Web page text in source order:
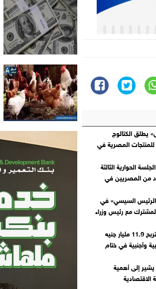
يطلق الكتالوج
للمنتجات المصرية في
الحوارية الثالثة
من المصريين في
السيسي» في
مع رئيس وزراء
البورصة المصرية تربح 11.9 مليار جنيه
وأجنبية في ختام
يشير إلى أهمية
الاقتصادية